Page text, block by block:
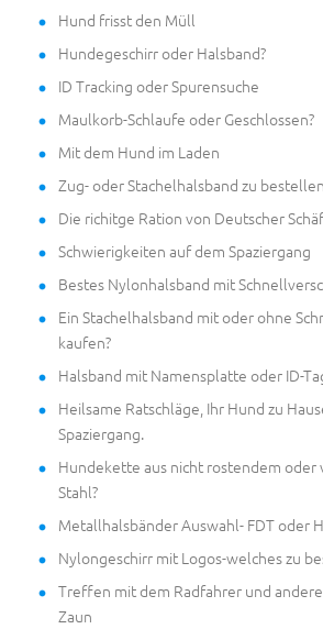
Hund frisst den Müll
Hundegeschirr oder Halsband?
ID Tracking oder Spurensuche
Maulkorb-Schlaufe oder Geschlossen?
Mit dem Hund im Laden
Zug- oder Stachelhalsband zu
Die richitge Ration von Deutscher
Schwierigkeiten auf dem Spaziergang
Bestes Nylonhalsband mit
Ein Stachelhalsband mit oder ohne
kaufen?
Halsband mit Namensplatte oder ID-
Heilsame Ratschläge, Ihr Hund zu
Spaziergang.
Hundekette aus nicht rostendem oder
Stahl?
Metallhalsbänder Auswahl- FDT oder
Nylongeschirr mit Logos-welches zu
Treffen mit dem Radfahrer und
Zaun